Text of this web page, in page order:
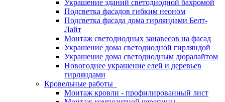
Украшение зданий светодиодной бахромой
Подсветка фасадов гибким неоном
Подсветка фасада дома гирляндами Белт-
Лайт
Монтаж светодиодных занавесов на фасад
Украшение дома светодиодной гирляндой
Украшение дома светодиодным дюралайтом
Новогоднее украшение елей и деревьев
гирляндами
Кровельные работы
Монтаж кровли - профилированный лист